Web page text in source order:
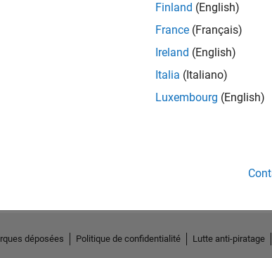
Finland (English)
France (Français)
Ireland (English)
Italia (Italiano)
Luxembourg (English)
déposées Politique de confidentialité Lutte anti-piratage